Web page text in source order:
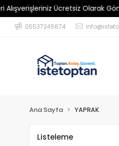
Ücretsiz Olarak
05537245674
Ana Sayfa YAPRAK
Listeleme